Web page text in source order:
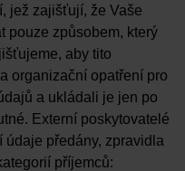
jež zajišťují, že Vaše
pouze způsobem, který
aby tito
organizační opatření pro
a ukládali je jen po
Externí poskytovatelé
údaje předány, zpravidla
příjemců: